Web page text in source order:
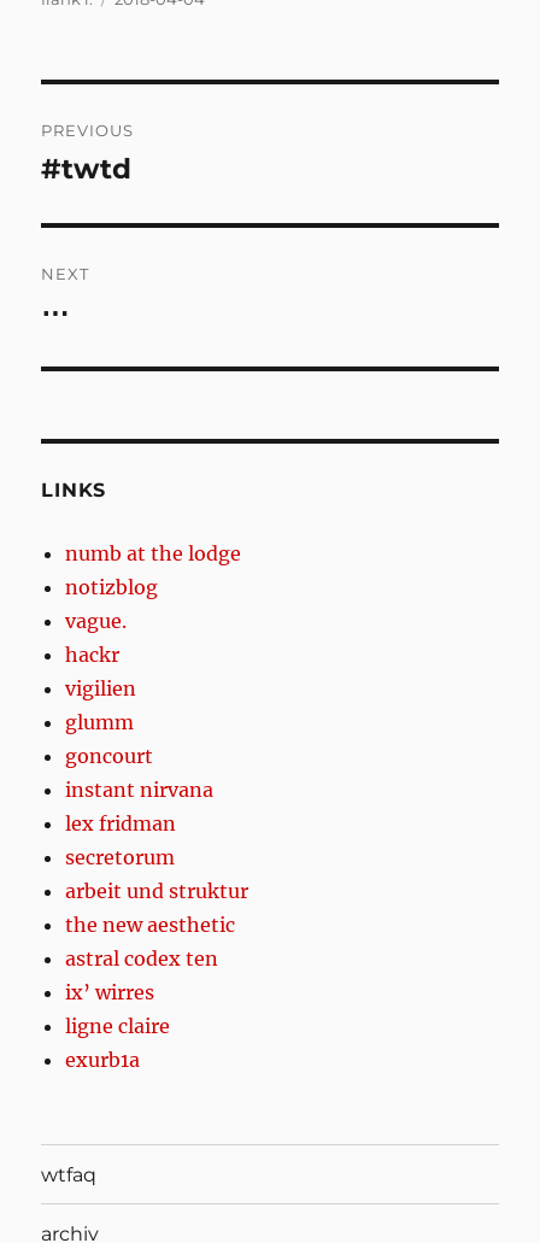
navigation
PREVIOUS
Previous
#twtd
NEXT
Next
⋯
LINKS
numb at the lodge
notizblog
vague.
hackr
vigilien
glumm
goncourt
instant nirvana
lex fridman
secretorum
arbeit und struktur
the new aesthetic
astral codex ten
ix’ wirres
ligne claire
exurb1a
wtfaq
archiv